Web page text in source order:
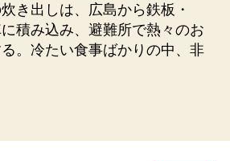
き出しは、広島から鉄板・
積み込み、避難所で熱々のお
。冷たい食事ばかりの中、非
。